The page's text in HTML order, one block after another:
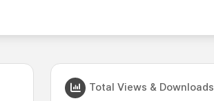
Total Views & Downloads